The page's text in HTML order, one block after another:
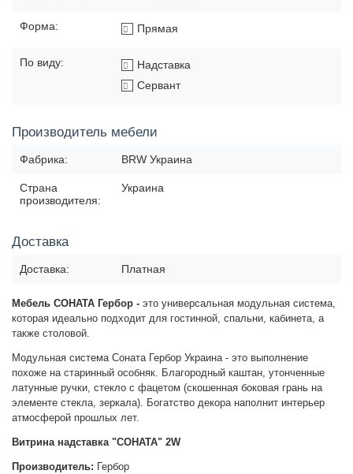
Форма: Прямая
По виду:
Надставка
Сервант
Производитель мебели
Фабрика: BRW Украина
Страна
производителя:
Украина
Доставка
Доставка: Платная
Мебель СОНАТА Гербор - это универсальная модульная система,
которая идеально подходит для гостинной, спальни, кабинета, а
также столовой.
Модульная система Соната Гербор Украина - это выполнение
похоже на старинный особняк. Благородный каштан, утонченные
латунные ручки, стекло с фацетом (скошенная боковая грань на
элементе стекла, зеркала). Богатство декора наполнит интерьер
атмосферой прошлых лет.
Витрина надставка "СОНАТА" 2W
Производитель: Гербор